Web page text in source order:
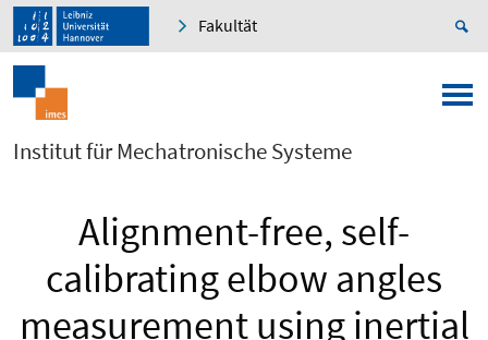
Fakultät
Institut für Mechatronische Systeme
Alignment-free, self-
calibrating elbow angles
measurement using inertial